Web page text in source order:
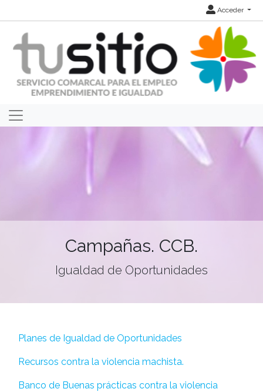
Acceder
Campañas. CCB.
Igualdad de Oportunidades
Planes de Igualdad de Oportunidades
Recursos contra la violencia machista.
Banco de Buenas prácticas contra la violencia